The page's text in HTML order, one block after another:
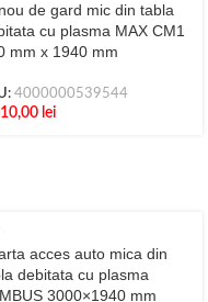
de gard mic din tabla
cu plasma MAX CM1
mm x 1940 mm
4000000539544
lei
acces auto mica din
debitata cu plasma
3000×1940 mm